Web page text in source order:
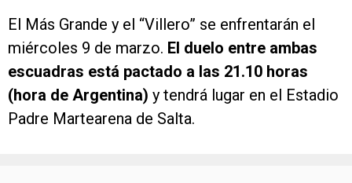
El Más Grande y el “Villero” se enfrentarán el
miércoles 9 de marzo. El duelo entre ambas
escuadras está pactado a las 21.10 horas
(hora de Argentina) y tendrá lugar en el Estadio
Padre Martearena de Salta.